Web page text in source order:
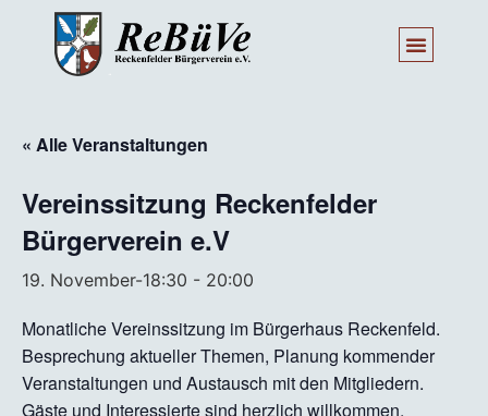
« Alle Veranstaltungen
Vereinssitzung Reckenfelder
Bürgerverein e.V
19. November-18:30 - 20:00
Monatliche Vereinssitzung im Bürgerhaus Reckenfeld.
Besprechung aktueller Themen, Planung kommender
Veranstaltungen und Austausch mit den Mitgliedern.
Gäste und Interessierte sind herzlich willkommen.